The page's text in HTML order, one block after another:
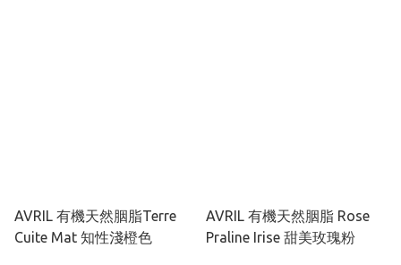
AVRIL 有機天然胭脂Terre
Cuite Mat 知性淺橙色
AVRIL 有機天然胭脂 Rose
Praline Irise 甜美玫瑰粉